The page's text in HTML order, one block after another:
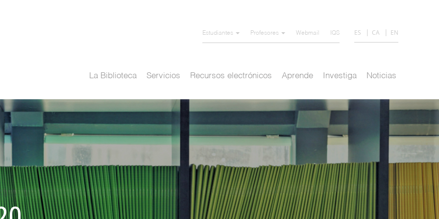
Estudiantes Profesores Webmail IQS ES CA EN
La Biblioteca Servicios Recursos electrónicos Aprende Investiga Noticias